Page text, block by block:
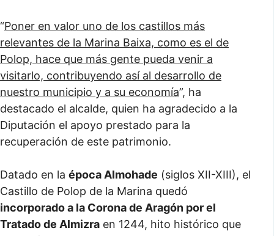
“Poner en valor uno de los castillos más
relevantes de la Marina Baixa, como es el de
Polop, hace que más gente pueda venir a
visitarlo, contribuyendo así al desarrollo de
nuestro municipio y a su economía”, ha
destacado el alcalde, quien ha agradecido a la
Diputación el apoyo prestado para la
recuperación de este patrimonio.
Datado en la época Almohade (siglos XII-XIII), el
Castillo de Polop de la Marina quedó
incorporado a la Corona de Aragón por el
Tratado de Almizra en 1244, hito histórico que